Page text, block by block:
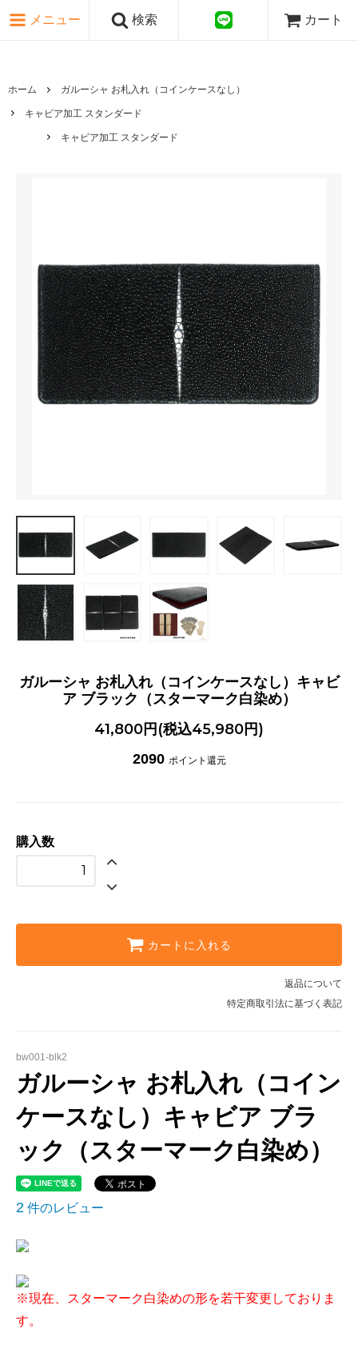
メニュー 検索 カート
ホーム ガルーシャ お札入れ（コインケースなし）
キャビア加工 スタンダード
キャビア加工 スタンダード
ガルーシャ お札入れ（コインケースなし）キャビ
ア ブラック（スターマーク白染め）
41,800円(税込45,980円)
2090 ポイント還元
購入数
カートに入れる
返品について
特定商取引法に基づく表記
bw001-blk2
ガルーシャ お札入れ（コイン
ケースなし）キャビア ブラ
ック（スターマーク白染め）
2 件のレビュー
※現在、スターマーク白染めの形を若干変更しておりま
す。
ピンク・レッド系
ゴールド・シルバー系
国旗シリーズ
日本伝文様シリーズ